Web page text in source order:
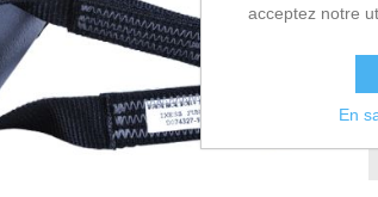
acceptez notre
En